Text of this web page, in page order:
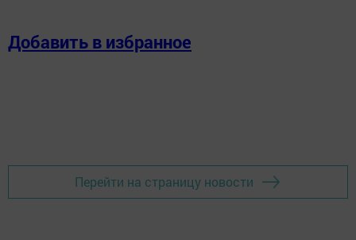
Добавить в избранное
Перейти на страницу новости